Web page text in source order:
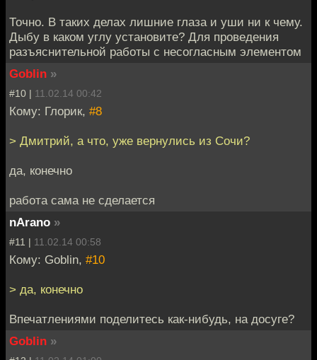
Точно. В таких делах лишние глаза и уши ни к чему.
Дыбу в каком углу установите? Для проведения
разъяснительной работы с несогласным элементом
Goblin »
#10 | 11.02.14 00:42
Кому: Глорик, #8
> Дмитрий, а что, уже вернулись из Сочи?
да, конечно
работа сама не сделается
nArano »
#11 | 11.02.14 00:58
Кому: Goblin, #10
> да, конечно
Впечатлениями поделитесь как-нибудь, на досуге?
Goblin »